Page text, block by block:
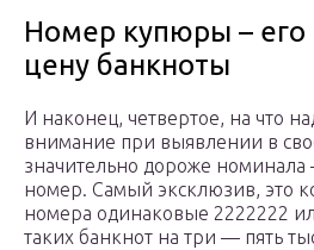
Номер купюры – его
цену банкноты
И наконец, четвертое, на что
внимание при выявлении в
значительно дороже
номер. Самый эксклюзив, это
номера одинаковые 2222222
таких банкнот на три — пять